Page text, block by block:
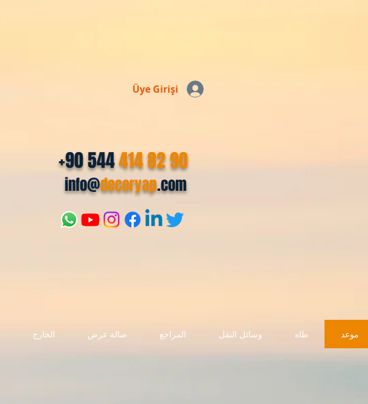
Üye Girişi
+90 544414 82 90
info@decoryap.com
الخارج صالة عرض المراجع وسائل النقل طاه موعد